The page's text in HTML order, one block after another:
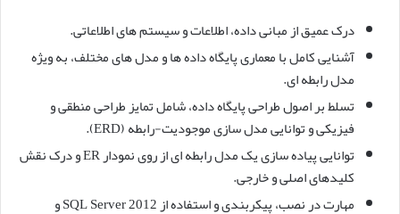
درک عمیق از مبانی داده، اطلاعات و سیستم های اطلاعاتی.
آشنایی کامل با معماری پایگاه داده ها و مدل های مختلف، به ویژه
مدل رابطه ای.
تسلط بر اصول طراحی پایگاه داده، شامل تمایز طراحی منطقی و
فیزیکی و توانایی مدل سازی موجودیت-رابطه (ERD).
توانایی پیاده سازی یک مدل رابطه ای از روی نمودار ER و درک نقش
کلیدهای اصلی و خارجی.
مهارت در نصب، پیکربندی و استفاده از SQL Server 2012 و